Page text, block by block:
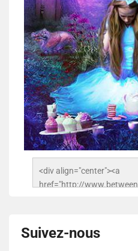
<div align="center"><a
href="http://
503716673157532-
alt="Between D&R"
Suivez-nous